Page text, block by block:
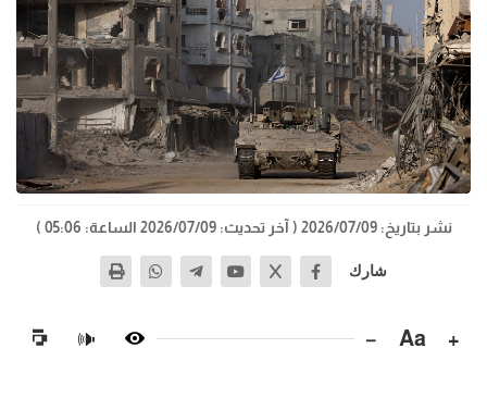
نشر بتاريخ: 2026/07/09 ( آخر تحديث: 2026/07/09 الساعة: 05:06 )
شارك
+
Aa
−
🔊